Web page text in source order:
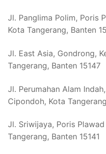
Jl. Panglima Polim, Poris
Kota Tangerang, Banten
Jl. East Asia, Gondrong,
Tangerang, Banten 15147
Jl. Perumahan Alam
Cipondoh, Kota
Jl. Sriwijaya, Poris
Tangerang, Banten 15141